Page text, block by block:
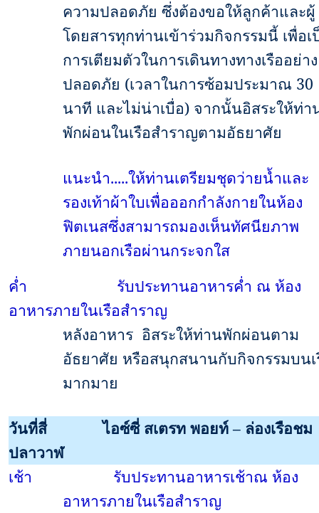
ความปลอดภัย ซึ่งต้องขอให้ลูกค้าและผู้
โดยสารทุกท่านเข้าร่วมกิจกรรมนี้ เพื่อเ
การเตียมตัวในการเดินทางทางเรืออย่าง
ปลอดภัย (เวลาในการซ้อมประมาณ 30
นาที และไม่น่าเบื่อ) จากนั้นอิสระให้ท่า
พักผ่อนในเรือสำราญตามอัธยาศัย
แนะนำ.....ให้ท่านเตรียมชุดว่ายน้ำและ
รองเท้าผ้าใบเพื่อออกกำลังกายในห้อง
ฟิตเนสซึ่งสามารถมองเห็นทัศนียภาพ
ภายนอกเรือผ่านกระจกใส
ค่ำ
รับประทานอาหารค่ำ ณ ห้อง
อาหารภายในเรือสำราญ
หลังอาหาร อิสระให้ท่านพักผ่อนตาม
อัธยาศัย หรือสนุกสนานกับกิจกรรมบนเ
มากมาย
วันที่สี่
ไอซ์ซี่ สเตรท พอยท์ – ล่องเรือชม
ปลาวาฬ
เช้า
รับประทานอาหารเช้าณ ห้อง
อาหารภายในเรือสำราญ